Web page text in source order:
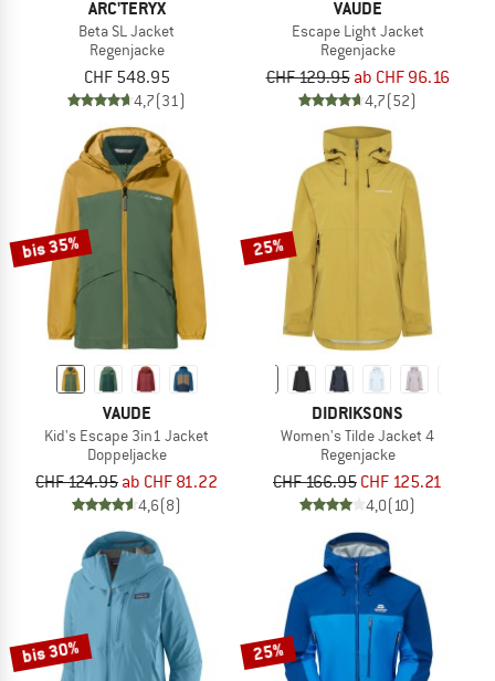
ARC'TERYX
Beta SL Jacket
Regenjacke
CHF 548.95
4,7(31)
VAUDE
Escape Light Jacket
Regenjacke
CHF 129.95 ab CHF 96.16
4,7(52)
bis 35%
VAUDE
Kid's Escape 3in1 Jacket
Doppeljacke
CHF 124.95 ab CHF 81.22
4,6(8)
25%
DIDRIKSONS
Women's Tilde Jacket 4
Regenjacke
CHF 166.95 CHF 125.21
4,0(10)
bis 30% 25%